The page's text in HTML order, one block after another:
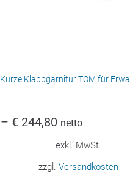
Kurze Klappgarnitur TOM für
– € 244,80 netto
exkl. MwSt.
zzgl. Versandkosten